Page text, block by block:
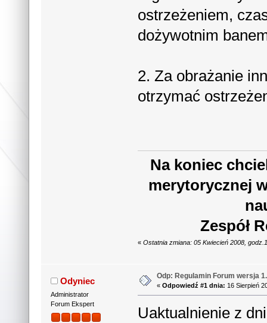
ostrzeżeniem,
dożywotnim
2. Za obrażanie
otrzymać
Na koniec
merytorycznej
Zespół
«Ostatnia zmiana: 05 Kwiecień 2008,
Odyniec
Administrator
Forum Ekspert
Odp: Regulamin Forum wersja
«Odpowiedź #1 dnia: 16 Sierpień
Uaktualnienie z